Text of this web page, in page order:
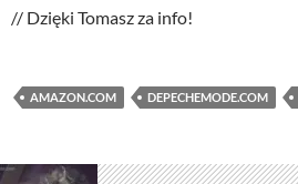
// Dzięki Tomasz za info!
AMAZON.COM DEPECHEMODE.COM